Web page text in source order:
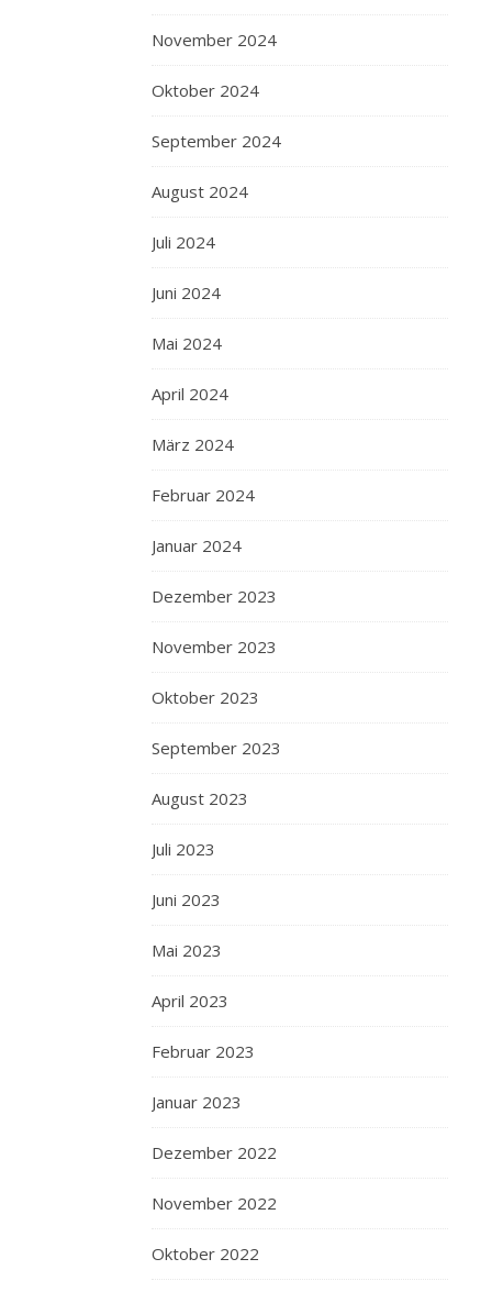
November 2024
Oktober 2024
September 2024
August 2024
Juli 2024
Juni 2024
Mai 2024
April 2024
März 2024
Februar 2024
Januar 2024
Dezember 2023
November 2023
Oktober 2023
September 2023
August 2023
Juli 2023
Juni 2023
Mai 2023
April 2023
Februar 2023
Januar 2023
Dezember 2022
November 2022
Oktober 2022